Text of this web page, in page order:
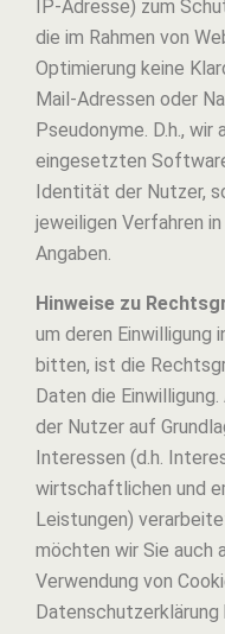
IP-Adresse) zum
die im Rahmen von
Optimierung keine
Mail-Adressen oder
Pseudonyme. D.h.,
eingesetzten
Identität der Nutzer,
jeweiligen Verfahren
Angaben.
Hinweise zu
um deren Einwilligung
bitten, ist die
Daten die
der Nutzer auf
Interessen (d.h.
wirtschaftlichen und
Leistungen)
möchten wir Sie auch
Verwendung von
Datenschutzerklärung